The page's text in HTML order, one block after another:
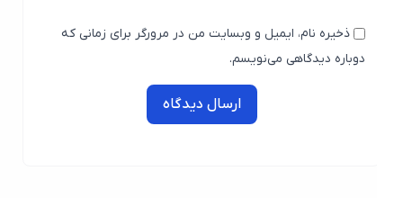
ذخیره نام، ایمیل و وبسایت من در مرورگر برای زمانی که
دوباره دیدگاهی می‌نویسم.
ارسال دیدگاه